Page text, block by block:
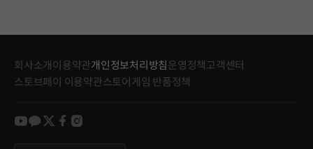
회사소개 이용약관개인정보처리방침 운영정책고객센터
스토브페이 이용약관스토어게임 반품정책
youtube
kakao
twitter
facebook
instagram